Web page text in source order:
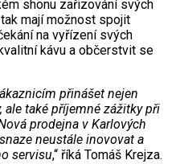
shonu zařizování svých
mají možnost spojit
na vyřízení svých
kávu a občerstvit se
přinášet nejen
také příjemné zážitky při
prodejna v Karlových
neustále inovovat a
servisu,“ říká Tomáš Krejza.